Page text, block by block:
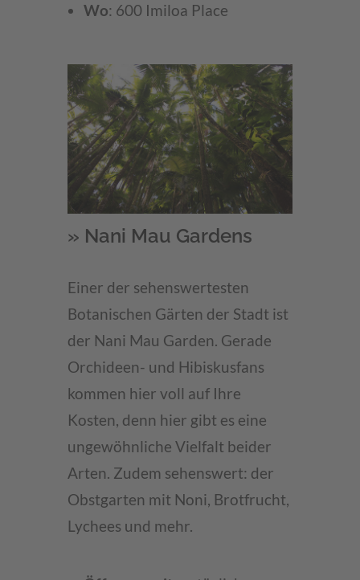
Wo: 600 Imiloa Place
» Nani Mau Gardens
Einer der sehenswertesten
Botanischen Gärten der Stadt ist
der Nani Mau Garden. Gerade
Orchideen- und Hibiskusfans
kommen hier voll auf Ihre
Kosten, denn hier gibt es eine
ungewöhnliche Vielfalt beider
Arten. Zudem sehenswert: der
Obstgarten mit Noni, Brotfrucht,
Lychees und mehr.